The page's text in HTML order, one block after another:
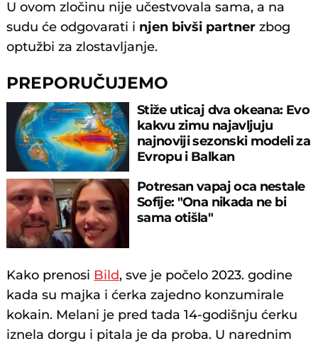
U ovom zločinu nije učestvovala sama, a na
sudu će odgovarati i njen bivši partner zbog
optužbi za zlostavljanje.
PREPORUČUJEMO
Stiže uticaj dva okeana: Evo
kakvu zimu najavljuju
najnoviji sezonski modeli za
Evropu i Balkan
Potresan vapaj oca nestale
Sofije: "Ona nikada ne bi
sama otišla"
Kako prenosi Bild, sve je počelo 2023. godine
kada su majka i ćerka zajedno konzumirale
kokain. Melani je pred tada 14-godišnju ćerku
iznela dorgu i pitala je da proba. U narednim